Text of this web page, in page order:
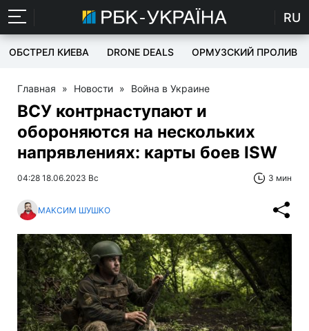
RU
ОБСТРЕЛ КИЕВА DRONE DEALS ОРМУЗСКИЙ ПРОЛИВ
Главная » Новости » Война в Украине
ВСУ контрнаступают и
обороняются на нескольких
напрявлениях: карты боев ISW
04:28 18.06.2023 Вс 3 мин
МАКСИМ ШУШКО